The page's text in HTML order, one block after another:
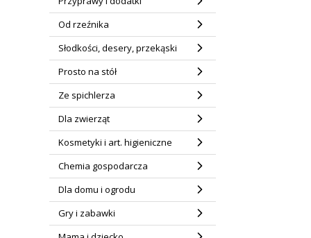
Od rzeźnika
Słodkości, desery, przekąski
Prosto na stół
Ze spichlerza
Dla zwierząt
Kosmetyki i art. higieniczne
Chemia gospodarcza
Dla domu i ogrodu
Gry i zabawki